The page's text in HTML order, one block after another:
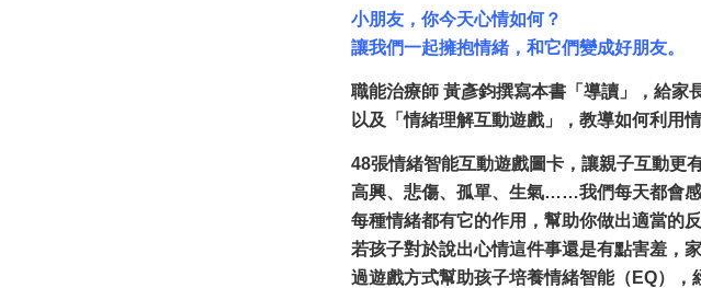
小朋友，你今天心情如何？
讓我們一起擁抱情緒，和它們變成好朋友。
職能治療師 黃彥鈞撰寫本書「導讀」，給家
以及「情緒理解互動遊戲」，教導如何利用
48張情緒智能互動遊戲圖卡，讓親子互動更
高興、悲傷、孤單、生氣……我們每天都會感
每種情緒都有它的作用，幫助你做出適當的
若孩子對於說出心情這件事還是有點害羞，
過遊戲方式幫助孩子培養情緒智能（EQ），